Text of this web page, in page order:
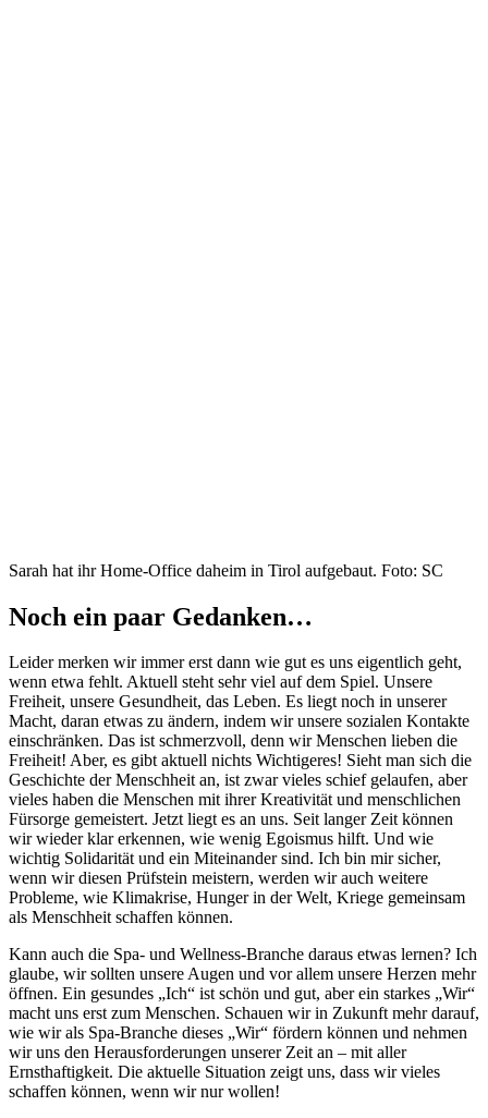
Sarah hat ihr Home-Office daheim in Tirol aufgebaut. Foto: SC
Noch ein paar Gedanken…
Leider merken wir immer erst dann wie gut es uns eigentlich geht,
wenn etwa fehlt. Aktuell steht sehr viel auf dem Spiel. Unsere
Freiheit, unsere Gesundheit, das Leben. Es liegt noch in unserer
Macht, daran etwas zu ändern, indem wir unsere sozialen Kontakte
einschränken. Das ist schmerzvoll, denn wir Menschen lieben die
Freiheit! Aber, es gibt aktuell nichts Wichtigeres! Sieht man sich die
Geschichte der Menschheit an, ist zwar vieles schief gelaufen, aber
vieles haben die Menschen mit ihrer Kreativität und menschlichen
Fürsorge gemeistert. Jetzt liegt es an uns. Seit langer Zeit können
wir wieder klar erkennen, wie wenig Egoismus hilft. Und wie
wichtig Solidarität und ein Miteinander sind. Ich bin mir sicher,
wenn wir diesen Prüfstein meistern, werden wir auch weitere
Probleme, wie Klimakrise, Hunger in der Welt, Kriege gemeinsam
als Menschheit schaffen können.
Kann auch die Spa- und Wellness-Branche daraus etwas lernen? Ich
glaube, wir sollten unsere Augen und vor allem unsere Herzen mehr
öffnen. Ein gesundes „Ich“ ist schön und gut, aber ein starkes „Wir“
macht uns erst zum Menschen. Schauen wir in Zukunft mehr darauf,
wie wir als Spa-Branche dieses „Wir“ fördern können und nehmen
wir uns den Herausforderungen unserer Zeit an – mit aller
Ernsthaftigkeit. Die aktuelle Situation zeigt uns, dass wir vieles
schaffen können, wenn wir nur wollen!